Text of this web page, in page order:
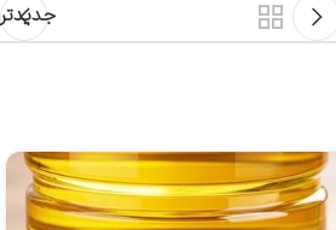
جدیدتر